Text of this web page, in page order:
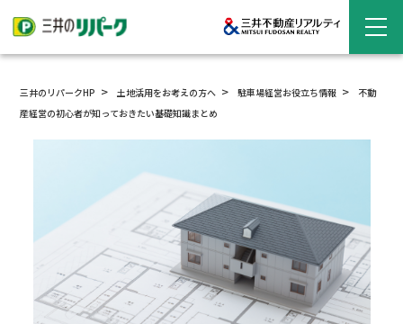
三井のリパークHP 土地活用をお考えの方へ 駐車場経営お役立ち情報
不動
産経営の初心者が知っておきたい基礎知識まとめ